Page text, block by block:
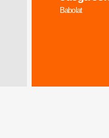
Babolat